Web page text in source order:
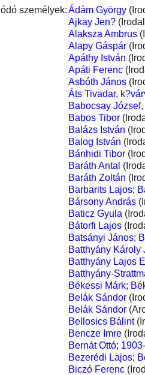
személyek:Ádám György
Ajkay Jen?
Alaksza Ambrus
Alapy Gáspár
Apáthy István
Apáti Ferenc
Asbóth János
Áts Tivadar,
Babocsay
Babos Tibor
Balázs István
Balog István
Bánhidi Tibor
Baráth Antal
Baráth Zoltán
Barbarits Lajos;
Bársony András
Baticz Gyula
Bátorfi Lajos
Batsányi János;
Batthyány Károly
Batthyány Lajos
Batthyány-
Békessi Márk;
Belák Sándor
Belák Sándor
Bellosics Bálint
Bencze Imre
Bernát Ottó;
Bezerédi Lajos;
Biczó Ferenc